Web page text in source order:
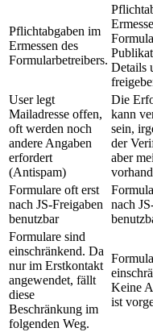
Pflichtabgaben im
Ermessen des
Formularbetreibers.
Details
User legt
Mailadresse offen,
oft werden noch
andere Angaben
erfordert
(Antispam)
Die
kann
sein,
der
aber
Formulare oft erst
nach JS-Freigaben
benutzbar
nach
Formulare sind
einschränkend. Da
nur im Erstkontakt
angewendet, fällt
diese
Beschränkung im
folgenden Weg.
Keine
ist